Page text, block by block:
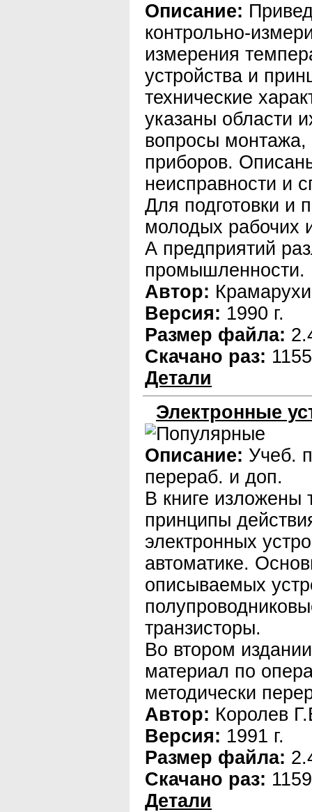
Описание:
контрольно-
измерения
устройства и
технические
указаны области
вопросы
приборов.
неисправности и
Для подготовки и
молодых рабочих
А предприятий
промышленности.
Автор:
Версия: 1990 г.
Размер файла:
Скачано раз: 1155
Детали
Электронные
Описание: Учеб.
перераб. и доп.
В книге изложены
принципы
электронных
автоматике.
описываемых
транзисторы.
Во втором
материал по
методически
Автор: Королев
Версия: 1991 г.
Размер файла:
Скачано раз: 1159
Детали